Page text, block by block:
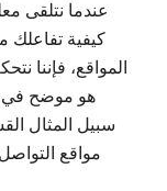
عندما نتلقى
كيفية تفاعلك
المواقع، فإننا
هو موضح في
مواقع